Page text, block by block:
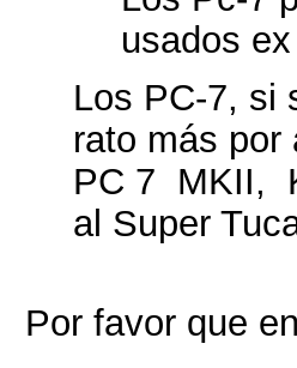
usados
Los PC-7, si
rato más por
PC 7 MKII,
al Super
Por favor que